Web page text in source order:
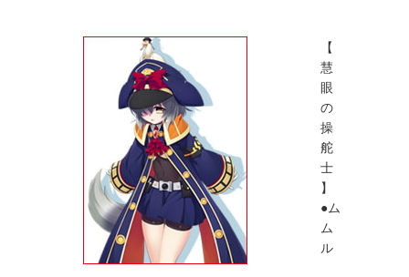
【
慧
眼
の
操
舵
士
】
●ム
ム
ル